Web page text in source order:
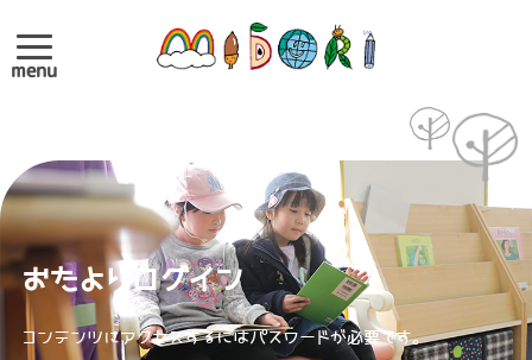
menu
おたよりログイン
コンテンツにアクセスするにはパスワードが必要です。